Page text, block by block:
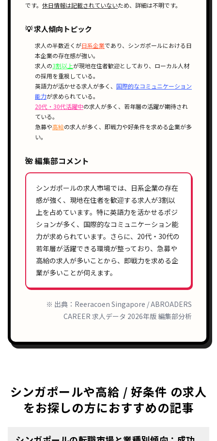
です。 休日情報は記載されていないため、詳細は不明です。
💡 求人傾向トピック
求人の半数近くが日系企業であり、シンガポールにおける日
本企業の存在感が強い。
求人の3割以上が現地在住者歓迎としており、 ローカル人材
の採用を重視している。
英語力が活かせる求人が多く、 国際的なコミュニケーション
能力が求められている。
20代・30代活躍中の求人が多く、 若年層の活躍が期待され
ている。
急募や高給の求人が多く、 即戦力や好条件を求める企業が多
い。
🌺 編集部コメント
シンガポールの求人市場では、 日系企業の存在
感が強く、 現地在住者を歓迎する求人が3割以
上を占めています。特に英語力を活かせるポジ
ションが多く、 国際的なコミュニケーション能
力が求められています。さらに、 20代・30代の
若年層が活躍できる環境が整っており、 急募や
高給の求人が多いことから、即戦力を求める企
業が多いことが伺えます。
※ 出典：Reeracoen Singapore / ABROADERS
CAREER 求人データ 2026年版 編集部分析
シンガポールや高給 / 好条件 の求人
をお探しの方におすすめの記事